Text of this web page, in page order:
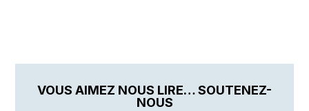
VOUS AIMEZ NOUS LIRE… SOUTENEZ-
NOUS